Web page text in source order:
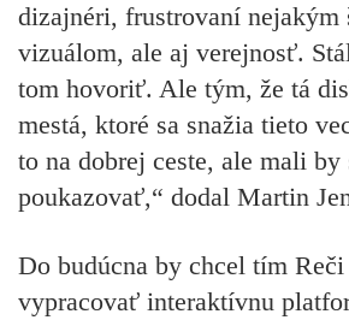
dizajnéri, frustrovaní nejakým
vizuálom, ale aj verejnosť.
tom hovoriť. Ale tým, že tá
mestá, ktoré sa snažia tieto
to na dobrej ceste, ale mali by
poukazovať,“ dodal Martin
Do budúcna by chcel tím Reči
vypracovať interaktívnu